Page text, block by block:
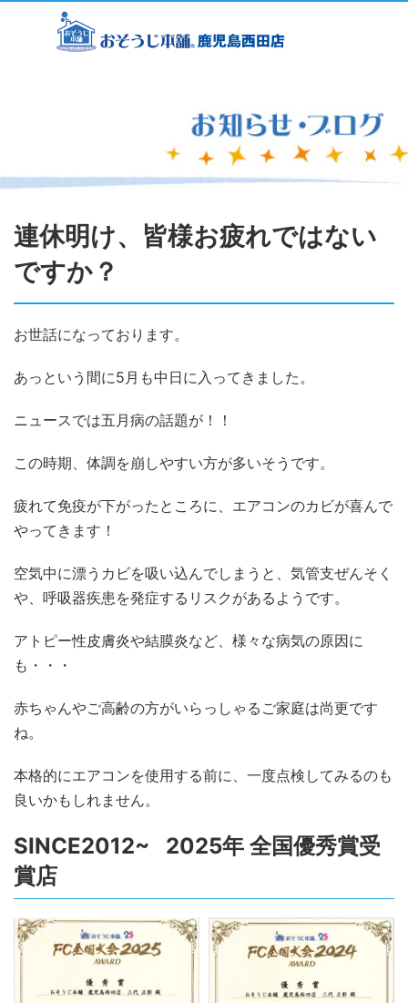
連休明け、皆様お疲れではない
ですか？
お世話になっております。
あっという間に5月も中日に入ってきました。
ニュースでは五月病の話題が！！
この時期、体調を崩しやすい方が多いそうです。
疲れて免疫が下がったところに、エアコンのカビが喜んで
やってきます！
空気中に漂うカビを吸い込んでしまうと、気管支ぜんそく
や、呼吸器疾患を発症するリスクがあるようです。
アトピー性皮膚炎や結膜炎など、様々な病気の原因に
も・・・
赤ちゃんやご高齢の方がいらっしゃるご家庭は尚更です
ね。
本格的にエアコンを使用する前に、一度点検してみるのも
良いかもしれません。
SINCE2012~ 2025年 全国優秀賞受
賞店